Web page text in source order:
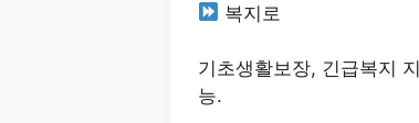
복지로
기초생활보장, 긴급복지
능.